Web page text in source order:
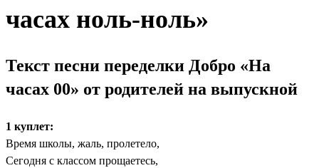
часах ноль-ноль»
Текст песни переделки Добро «На
часах 00» от родителей на выпускной
1 куплет:
Время школы, жаль, пролетело,
Сегодня с классом прощаетесь,